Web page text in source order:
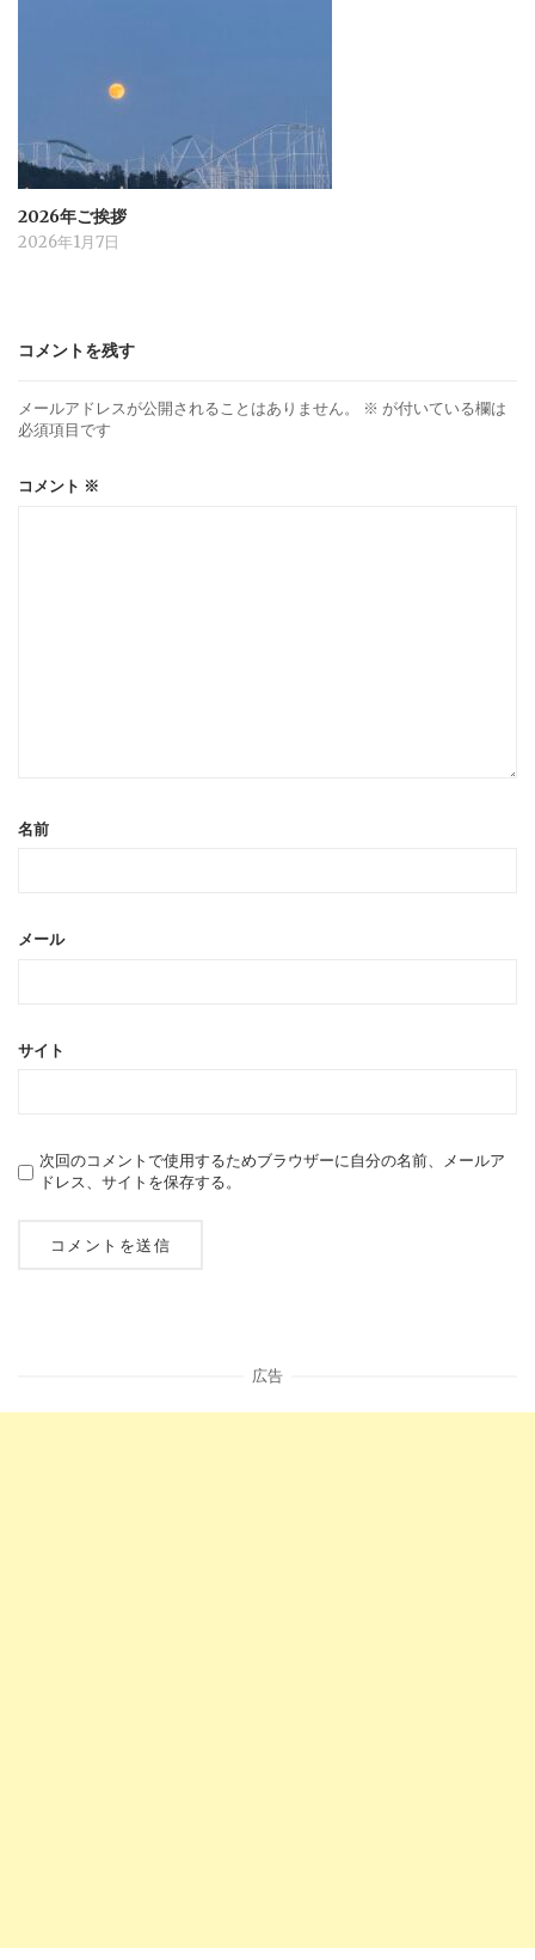
2026年ご挨拶
2026年1月7日
コメントを残す
メールアドレスが公開されることはありません。 ※ が付いている欄は
必須項目です
コメント ※
名前
メール
サイト
次回のコメントで使用するためブラウザーに自分の名前、メールア
ドレス、サイトを保存する。
広告